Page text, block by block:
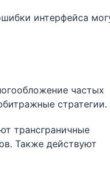
интерфейса
частых
стратегии.
трансграничные
Также действуют